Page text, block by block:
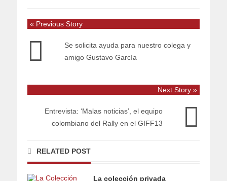
« Previous Story
Se solicita ayuda para nuestro colega y
amigo Gustavo García
Next Story »
Entrevista: ‘Malas noticias’, el equipo
colombiano del Rally en el GIFF13
RELATED POST
La colección privada